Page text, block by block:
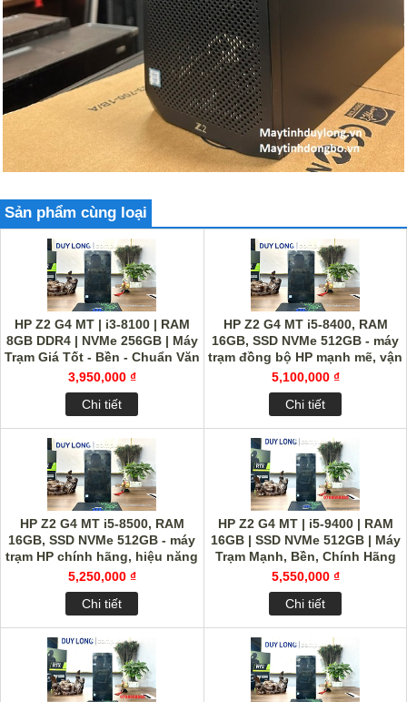
Sản phẩm cùng loại
HP Z2 G4 MT | i3-8100 | RAM
8GB DDR4 | NVMe 256GB | Máy
Trạm Giá Tốt - Bền - Chuẩn Văn
Phòng
3,950,000 ₫
Chi tiết
HP Z2 G4 MT i5-8400, RAM
16GB, SSD NVMe 512GB - máy
trạm đồng bộ HP mạnh mẽ, vận
hành êm ái
5,100,000 ₫
Chi tiết
HP Z2 G4 MT i5-8500, RAM
16GB, SSD NVMe 512GB - máy
trạm HP chính hãng, hiệu năng
cao
5,250,000 ₫
Chi tiết
HP Z2 G4 MT | i5-9400 | RAM
16GB | SSD NVMe 512GB | Máy
Trạm Mạnh, Bền, Chính Hãng
HP
5,550,000 ₫
Chi tiết